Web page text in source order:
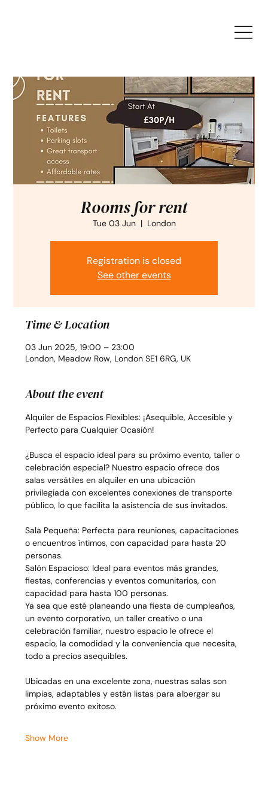
Rooms for rent
Tue 03 Jun
  |
London
Registration is closed
See other events
Time & Location
03 Jun 2025, 19:00 – 23:00
London, Meadow Row, London SE1 6RG, UK
About the event
Alquiler de Espacios Flexibles: ¡Asequible, Accesible y
Perfecto para Cualquier Ocasión!
¿Busca el espacio ideal para su próximo evento, taller o
celebración especial? Nuestro espacio ofrece dos
salas versátiles en alquiler en una ubicación
privilegiada con excelentes conexiones de transporte
público, lo que facilita la asistencia de sus invitados.
Sala Pequeña: Perfecta para reuniones, capacitaciones
o encuentros íntimos, con capacidad para hasta 20
personas.
Salón Espacioso: Ideal para eventos más grandes,
fiestas, conferencias y eventos comunitarios, con
capacidad para hasta 100 personas.
Ya sea que esté planeando una fiesta de cumpleaños,
un evento corporativo, un taller creativo o una
celebración familiar, nuestro espacio le ofrece el
espacio, la comodidad y la conveniencia que necesita,
todo a precios asequibles.
Ubicadas en una excelente zona, nuestras salas son
limpias, adaptables y están listas para albergar su
próximo evento exitoso.
Show More